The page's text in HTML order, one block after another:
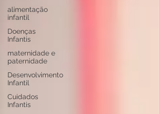
alimentação
infantil
Doenças
Infantis
maternidade e
paternidade
Desenvolvimento
Infantil
Cuidados
Infantis